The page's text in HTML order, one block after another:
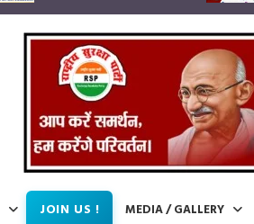
JOIN US ! MEDIA / GALLERY